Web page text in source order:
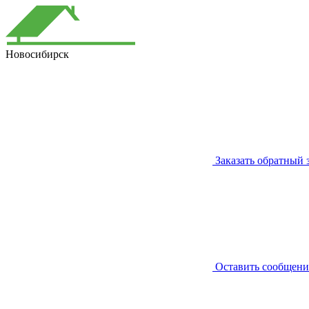
Новосибирск
Заказать обратный
Оставить